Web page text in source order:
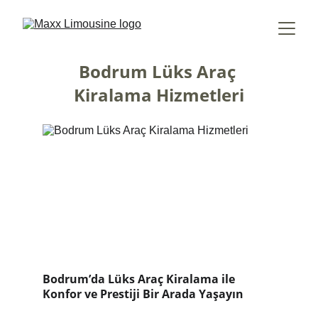
Bodrum Lüks Araç
Kiralama Hizmetleri
Bodrum’da Lüks Araç Kiralama ile
Konfor ve Prestiji Bir Arada Yaşayın